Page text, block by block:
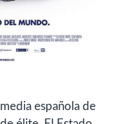
española de